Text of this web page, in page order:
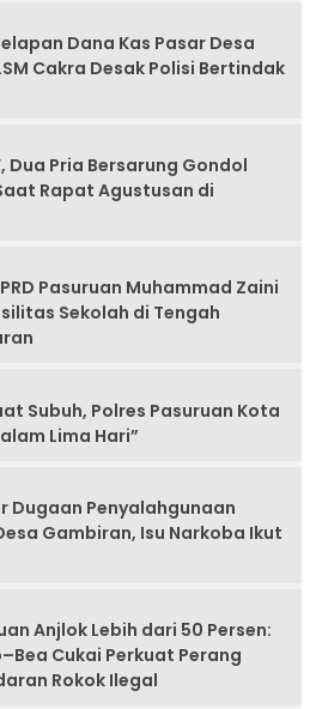
Dana Kas Pasar Desa
Cakra Desak Polisi Bertindak
Dua Pria Bersarung Gondol
Rapat Agustusan di
Pasuruan Muhammad Zaini
Sekolah di Tengah
Subuh, Polres Pasuruan Kota
Lima Hari”
Dugaan Penyalahgunaan
Gambiran, Isu Narkoba Ikut
Anjlok Lebih dari 50 Persen:
Cukai Perkuat Perang
Rokok Ilegal